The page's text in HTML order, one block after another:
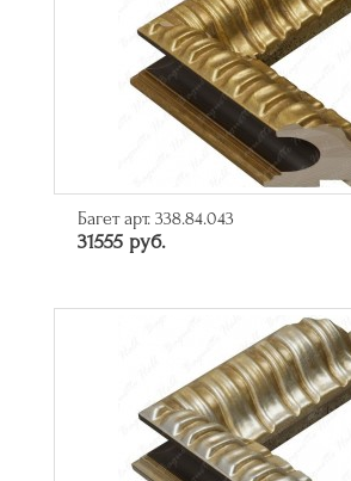
Багет арт. 338.84.043
31555 руб.